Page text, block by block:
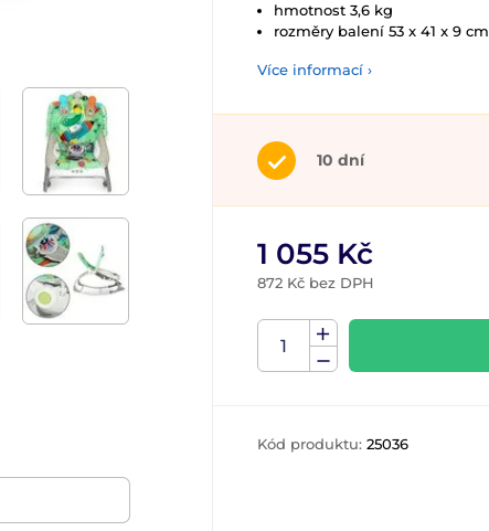
hmotnost 3,6 kg
rozměry balení 53 x 41 x 9 cm
Více informací ›
10 dní
1 055 Kč
872 Kč bez DPH
Kód produktu: 25036